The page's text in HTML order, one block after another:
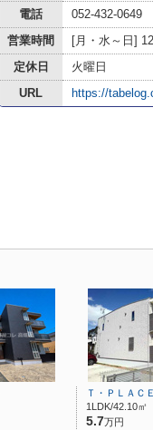
電話
052-432-0649
営業時間
[月・水～日]
定休日
火曜日
URL
https://
Ｔ・ＰＬＡＣ
1LDK/42.10㎡
5.7万円